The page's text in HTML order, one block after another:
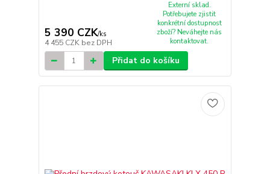
5 390 CZK/ks
4 455 CZK bez DPH
Externí sklad.
Potřebujete zjistit
konkrétní dostupnost
zboží? Neváhejte nás
kontaktovat.
Přidat do košíku